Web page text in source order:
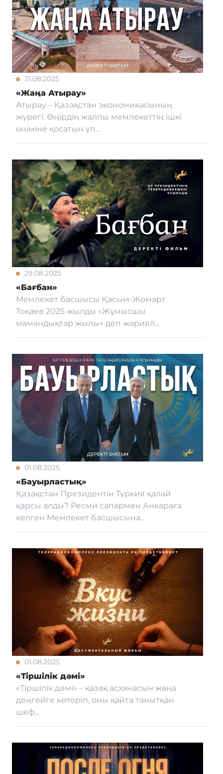
31.08.2025
«Жаңа Атырау»
Атырау – Қазақстан экономикасының
жүрегі. Өңірдің жалпы мемлекеттің ішкі
өніміне қосатын үл...
29.08.2025
«Бағбан»
Мемлекет басшысы Қасым-Жомарт
Тоқаев 2025 жылды «Жұмысшы
мамандықтар жылы» деп жариял...
01.08.2025
«Бауырластық»
Қазақстан Президентін Түркия қалай
қарсы алды? Ресми сапармен Анкараға
келген Мемлекет басшысына...
01.08.2025
«Тіршілік дәмі»
«Тіршілік дәмі» – қазақ асханасын жаңа
деңгейге көтеріп, оны қайта танытқан
шеф...